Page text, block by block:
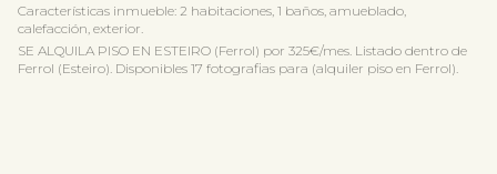
Características inmueble: 2 habitaciones, 1 baños, amueblado,
calefacción, exterior.
SE ALQUILA PISO EN ESTEIRO (Ferrol) por 325€/mes. Listado dentro de
Ferrol (Esteiro). Disponibles 17 fotografias para (alquiler piso en Ferrol).